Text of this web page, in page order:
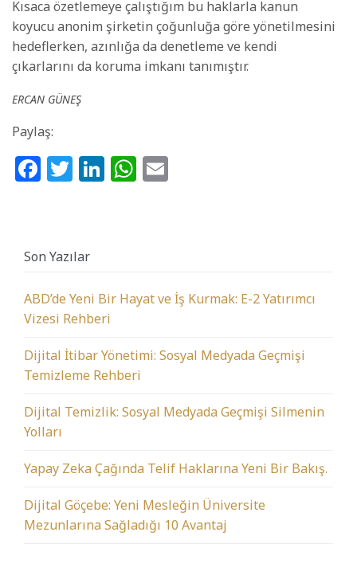
Kısaca özetlemeye çalıştığım bu haklarla kanun
koyucu anonim şirketin çoğunluğa göre yönetilmesini
hedeflerken, azınlığa da denetleme ve kendi
çıkarlarını da koruma imkanı tanımıştır.
ERCAN GÜNEŞ
Paylaş:
Facebook
Twitter
LinkedIn
WhatsApp
Son Yazılar
ABD’de Yeni Bir Hayat ve İş Kurmak: E-2 Yatırımcı
Vizesi Rehberi
Dijital İtibar Yönetimi: Sosyal Medyada Geçmişi
Temizleme Rehberi
Dijital Temizlik: Sosyal Medyada Geçmişi Silmenin
Yolları
Yapay Zeka Çağında Telif Haklarına Yeni Bir Bakış.
Dijital Göçebe: Yeni Mesleğin Üniversite
Mezunlarına Sağladığı 10 Avantaj